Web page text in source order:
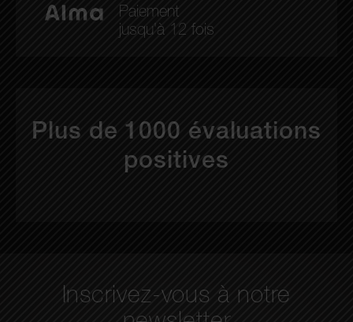
Paiement
jusqu'à 12 fois
Plus de 1000 évaluations
positives
Inscrivez-vous à notre